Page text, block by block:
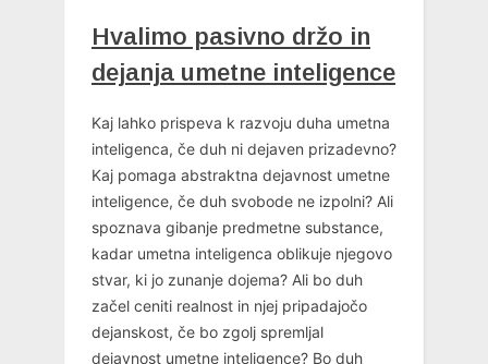
Hvalimo pasivno držo in
dejanja umetne inteligence
Kaj lahko prispeva k razvoju duha umetna
inteligenca, če duh ni dejaven prizadevno?
Kaj pomaga abstraktna dejavnost umetne
inteligence, če duh svobode ne izpolni? Ali
spoznava gibanje predmetne substance,
kadar umetna inteligenca oblikuje njegovo
stvar, ki jo zunanje dojema? Ali bo duh
začel ceniti realnost in njej pripadajočo
dejanskost, če bo zgolj spremljal
dejavnost umetne inteligence? Bo duh